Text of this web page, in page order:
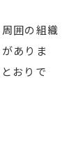
囲の組織
ありま
おりで